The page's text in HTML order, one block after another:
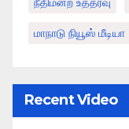
மாநாடு நியூஸ் மீடியா
Recent Video